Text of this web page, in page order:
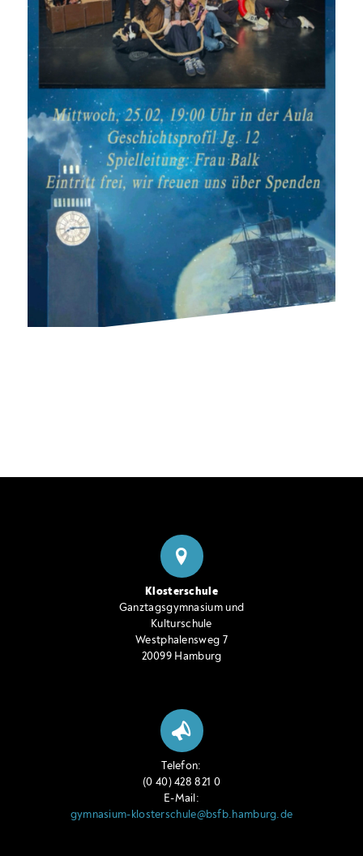
Klosterschule
Ganztagsgymnasium und
Kulturschule
Westphalensweg 7
20099 Hamburg
Telefon:
(0 40) 428 821 0
E-Mail:
gymnasium-klosterschule@bsfb.hamburg.de